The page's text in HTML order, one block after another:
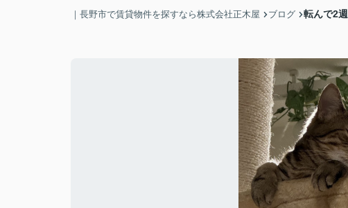
｜長野市で賃貸物件を探すなら株式会社正木屋 ブログ 転んで2